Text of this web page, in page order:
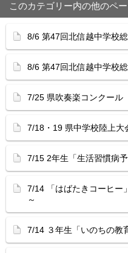
このカテゴリー内の他のペ
8/6 第47回北信越中学校
8/6 第47回北信越中学校
7/25 県吹奏楽コンクール
7/18・19 県中学校陸上大
7/15 2年生「生活習慣病予
7/14 「はばたきコーヒー
～
7/14 ３年生「いのちの教